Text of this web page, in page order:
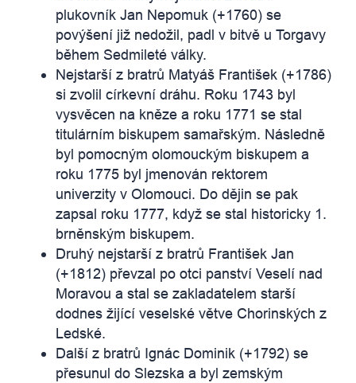
plukovník Jan Nepomuk (+1760) se
povýšení již nedožil, padl v bitvě u Torgavy
během Sedmileté války.
Nejstarší z bratrů Matyáš František (+1786)
si zvolil církevní dráhu. Roku 1743 byl
vysvěcen na kněze a roku 1771 se stal
titulárním biskupem samařským. Následně
byl pomocným olomouckým biskupem a
roku 1775 byl jmenován rektorem
univerzity v Olomouci. Do dějin se pak
zapsal roku 1777, když se stal historicky 1.
brněnským biskupem.
Druhý nejstarší z bratrů František Jan
(+1812) převzal po otci panství Veselí nad
Moravou a stal se zakladatelem starší
dodnes žijící veselské větve Chorinských z
Ledské.
Další z bratrů Ignác Dominik (+1792) se
přesunul do Slezska a byl zemským